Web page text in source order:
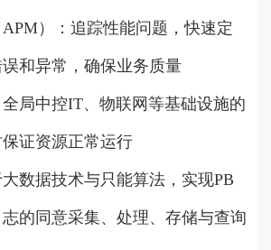
）：追踪性能问题，快速定
和异常，确保业务质量
局中控IT、物联网等基础设施的
证资源正常运行
数据技术与只能算法，实现PB
的同意采集、处理、存储与查询